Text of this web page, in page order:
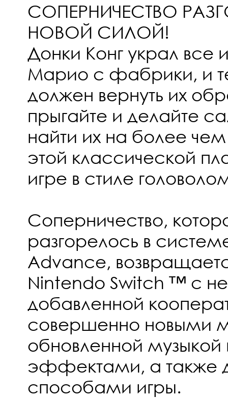
СОПЕРНИЧЕСТВО
НОВОЙ СИЛОЙ!
Донки Конг украл все
Марио с фабрики, и
должен вернуть их
прыгайте и делайте
найти их на более чем
этой классической
игре в стиле
Соперничество,
разгорелось в
Advance,
Nintendo Switch ™ с
добавленной
совершенно новыми
обновленной музыкой
эффектами, а также
способами игры.